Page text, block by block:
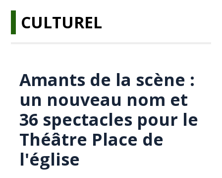
CULTUREL
Amants de la scène :
un nouveau nom et
36 spectacles pour le
Théâtre Place de
l'église